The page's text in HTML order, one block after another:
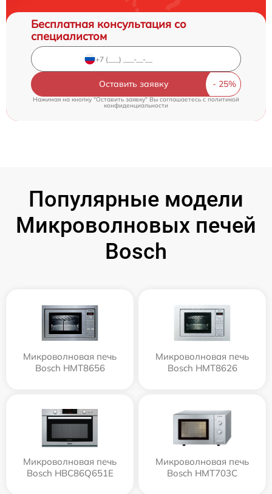
Бесплатная консультация со
специалистом
Оставить заявку
Нажимая на кнопку "Оставить заявку" Вы соглашаетесь cполитикой
конфиденциальности
Популярные модели
Микроволновых печей
Bosch
Микроволновая печь
Bosch HMT8656
Микроволновая печь
Bosch HMT8626
Микроволновая печь
Bosch HBC86Q651E
Микроволновая печь
Bosch HMT703C